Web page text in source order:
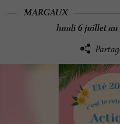
MARGAUX
lundi 6 juillet au